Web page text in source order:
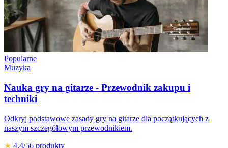
Popularne
Muzyka
Nauka gry na gitarze - Przewodnik zakupu i
techniki
Odkryj podstawowe zasady gry na gitarze dla początkujących z
naszym szczegółowym przewodnikiem.
★ 4.4/56 produkty